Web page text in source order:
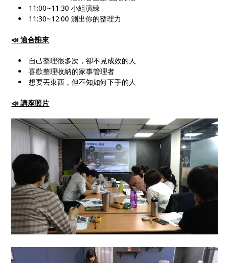
11:00~11:30 小組演練
11:30~12:00 測出你的整理力
📣 適合誰來
自己整理很多次，卻不見成效的人
喜歡整理收納的家事管理者
想要丟東西，但不知如何下手的人
📣 講座照片